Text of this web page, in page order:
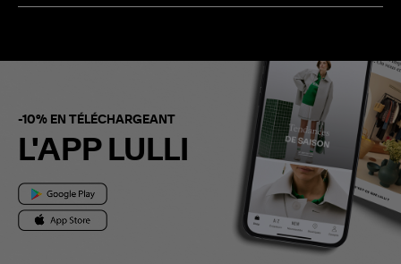
-10% EN TÉLÉCHARGEANT
L'APP LULLI